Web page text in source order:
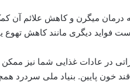
میگرن و کاهش علائم آن کمک
دیگری مانند کاهش تهوع
در عادات غذایی شما نیز
خون پایین. بنیاد ملی سردرد